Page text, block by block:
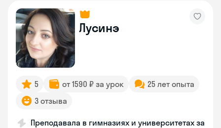
Лусинэ
5 от 1590 ₽ за урок
25 лет опыта
3 отзыва
Преподавала в гимназиях и университетах за